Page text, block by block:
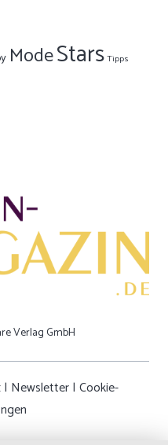
ModeStars Tipps
Verlag GmbH
| Newsletter| Cookie-